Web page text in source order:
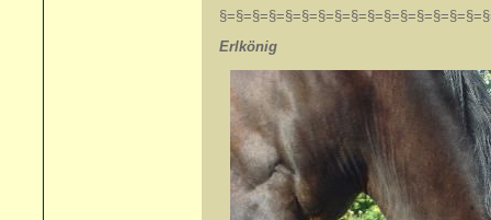
Erlkönig